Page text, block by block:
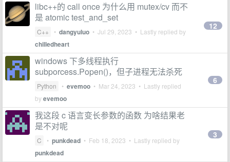
libc++的 call once 为什么用 mutex/cv 而不
是 atomic test_and_set
C++ • dangyuluo • Jul 29, 2023 • Lastly replied by
chilledheart
12
windows 下多线程执行
subporcess.Popen()，但子进程无法杀死
Python • evemoo • Mar 24, 2023 • Lastly replied
byevemoo
6
我这段 c 语言变长参数的函数 为啥结果老
是不对呢
C • punkdead • Feb 18, 2023 • Lastly replied by
punkdead
3